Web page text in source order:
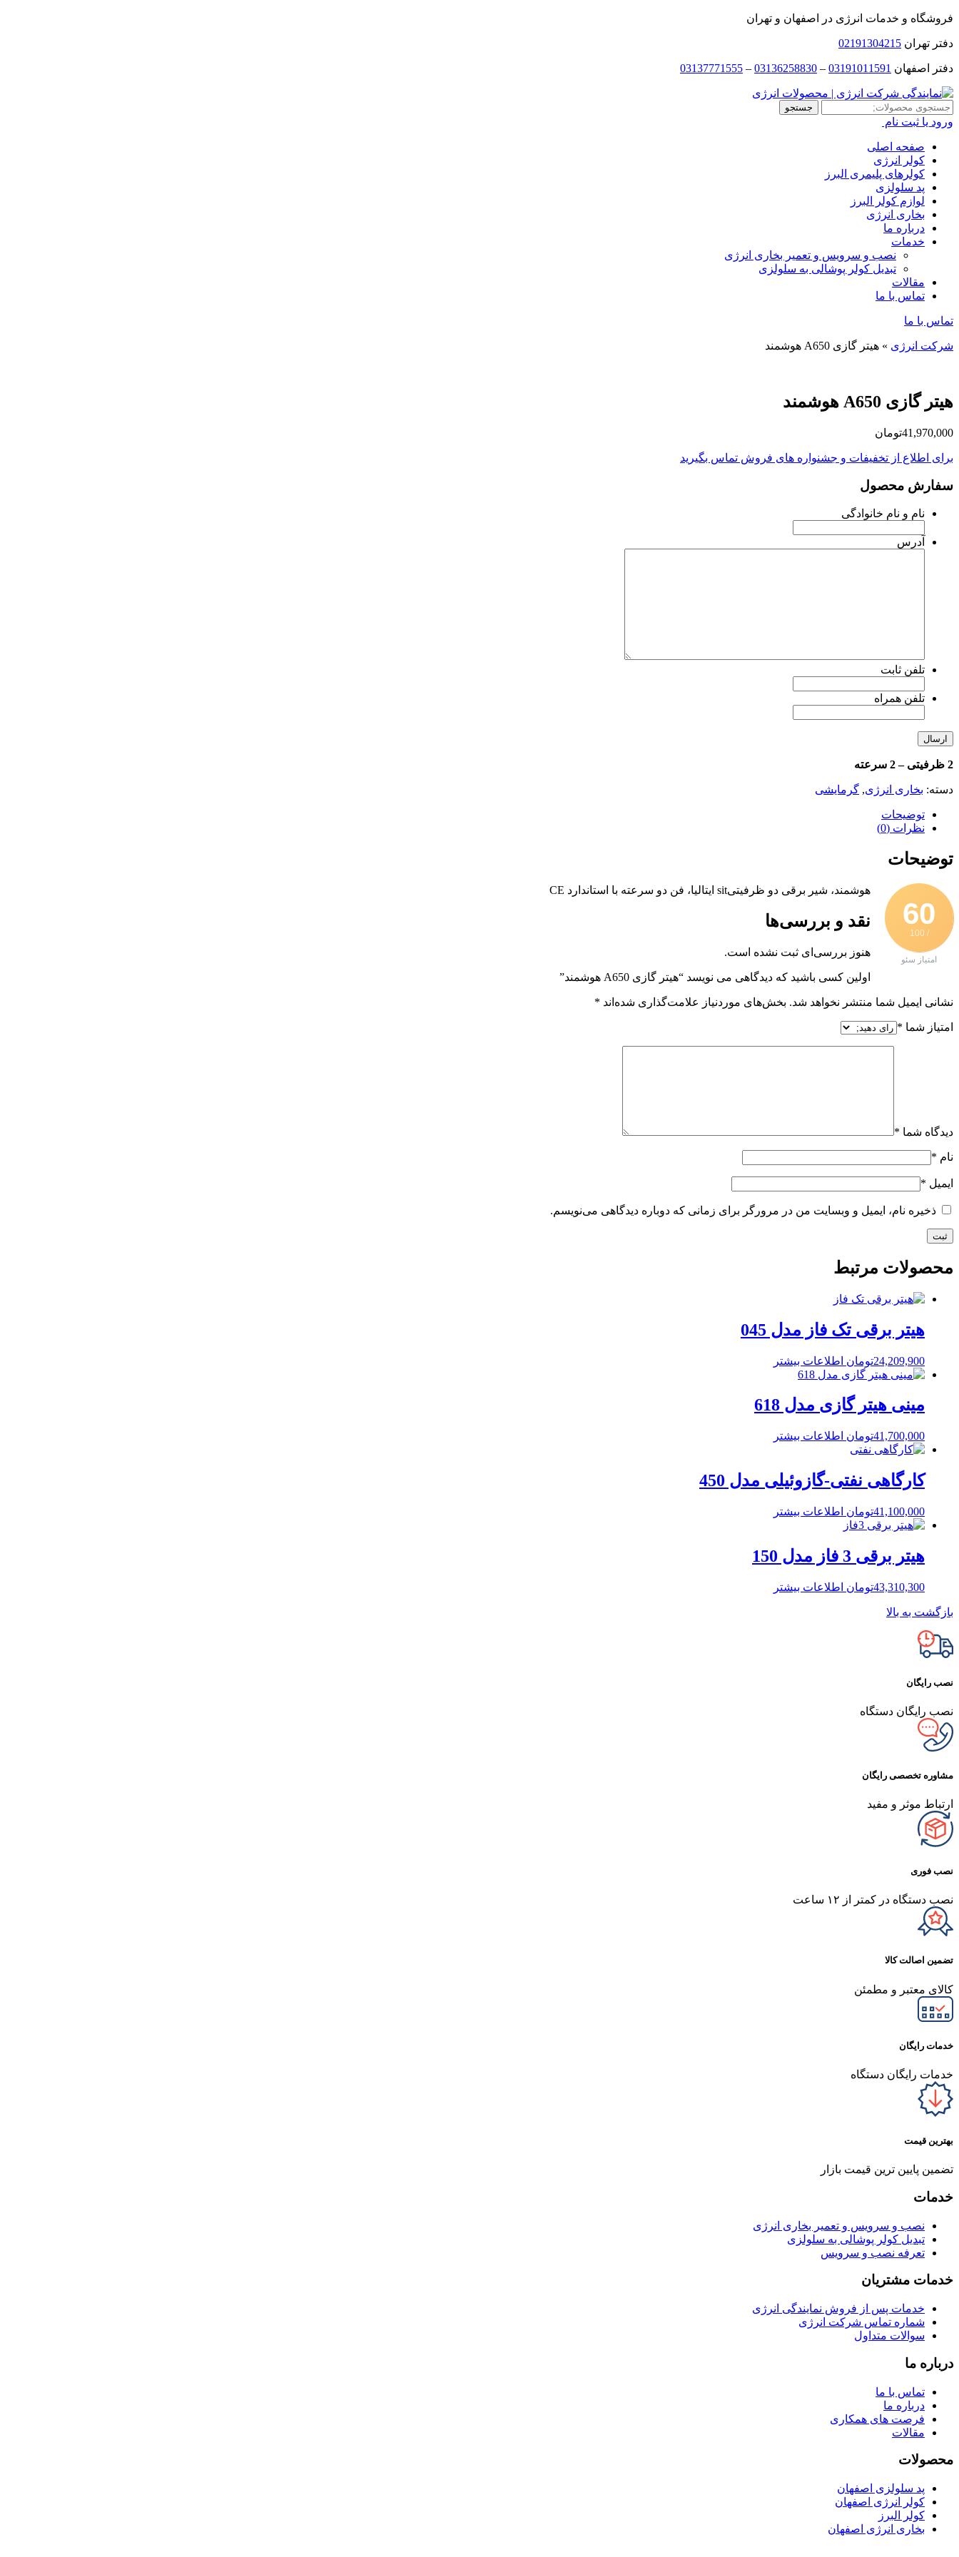
فروشگاه و خدمات انرژی در اصفهان و تهران
دفتر تهران 02191304215
دفتر اصفهان 03191011591
–
03136258830
–
03137771555
جستجو
برای:
جستجو
ورود یا ثبت نام
صفحه اصلی
کولر انرژی
کولرهای پلیمری البرز
پد سلولزی
لوازم کولر البرز
بخاری انرژی
درباره ما
خدمات
نصب و سرویس و تعمیر بخاری انرژی
تبدیل کولر پوشالی به سلولزی
مقالات
تماس با ما
تماس با ما
شرکت انرژی » هیتر گازی A650 هوشمند
هیتر گازی A650 هوشمند
41,970,000تومان
برای اطلاع از تخفیفات و جشنواره های فروش تماس بگیرید
سفارش محصول
نام و نام خانوادگی
آدرس
تلفن ثابت
تلفن همراه
2 ظرفیتی – 2 سرعته
دسته: بخاری انرژی, گرمایشی
توضیحات
نظرات (0)
توضیحات
60
/ 100
امتیاز سئو
هوشمند، شیر برقی دو ظرفیتیsit ایتالیا، فن دو سرعته با استاندارد CE
نقد و بررسی‌ها
هنوز بررسی‌ای ثبت نشده است.
اولین کسی باشید که دیدگاهی می نویسد “هیتر گازی A650 هوشمند”
نشانی ایمیل شما منتشر نخواهد شد. بخش‌های موردنیاز علامت‌گذاری شده‌اند *
امتیاز شما *
دیدگاه شما *
نام *
ایمیل *
ذخیره نام، ایمیل و وبسایت من در مرورگر برای زمانی که دوباره دیدگاهی می‌نویسم.
محصولات مرتبط
هیتر برقی تک فاز مدل 045
24,209,900تومان اطلاعات بیشتر
مینی هیتر گازی مدل 618
41,700,000تومان اطلاعات بیشتر
کارگاهی نفتی-گازوئیلی مدل 450
41,100,000تومان اطلاعات بیشتر
هیتر برقی 3 فاز مدل 150
43,310,300تومان اطلاعات بیشتر
بازگشت به بالا
نصب رایگان
نصب رایگان دستگاه
مشاوره تخصصی رایگان
ارتباط موثر و مفید
نصب فوری
نصب دستگاه در کمتر از ۱۲ ساعت
تضمین اصالت کالا
کالای معتبر و مطمئن
خدمات رایگان
خدمات رایگان دستگاه
بهترین قیمت
تضمین پایین ترین قیمت بازار
خدمات
نصب و سرویس و تعمیر بخاری انرژی
تبدیل کولر پوشالی به سلولزی
تعرفه نصب و سرویس
خدمات مشتریان
خدمات پس از فروش نمایندگی انرژی
شماره تماس شرکت انرژی
سوالات متداول
درباره ما
تماس با ما
درباره ما
فرصت های همکاری
مقالات
محصولات
پد سلولزی اصفهان
کولر انرژی اصفهان
کولر البرز
بخاری انرژی اصفهان